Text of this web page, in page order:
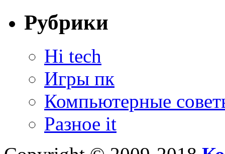
Рубрики
Hi tech
Игры пк
Компьютерные
Разное it